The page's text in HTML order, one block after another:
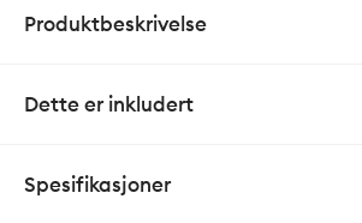
Produktbeskrivelse
Dette er inkludert
Spesifikasjoner